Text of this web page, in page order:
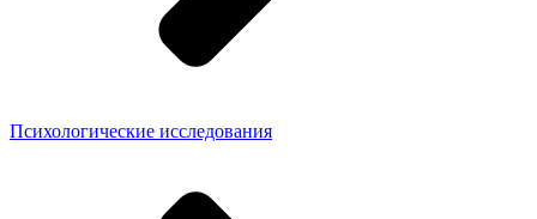
Психологические исследования